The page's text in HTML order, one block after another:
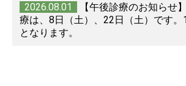
2026.08.01
【午後診療のお知らせ
療は、8日（土）、22日（土）です。
となります。